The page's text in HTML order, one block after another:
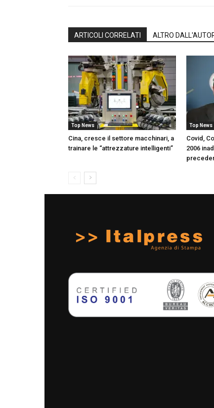
ARTICOLI CORRELATI ALTRO
Top News
Cina, cresce il settore macchinari, a
trainare le “attrezzature intelligenti”
Top News
Covid,
2006